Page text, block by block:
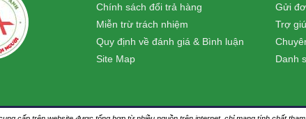
Chính sách đổi trả hàng
Miễn trừ trách nhiệm
Quy định về đánh giá & Bình luận
Site Map
Gửi
Trợ
Danh